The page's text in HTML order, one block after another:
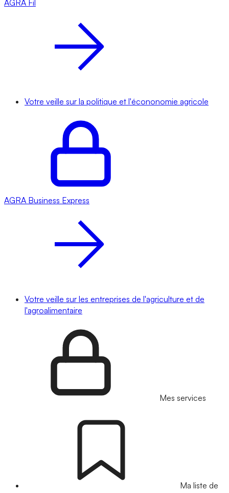
AGRA Fil
Votre veille sur la politique et l'écononomie agricole
AGRA Business Express
Votre veille sur les entreprises de l'agriculture et de
l'agroalimentaire
Mes services
Ma liste de